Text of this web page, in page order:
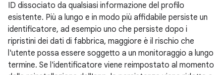
ID dissociato da qualsiasi informazione del profilo
esistente. Più a lungo e in modo più affidabile persiste un
identificatore, ad esempio uno che persiste dopo i
ripristini dei dati di fabbrica, maggiore è il rischio che
l'utente possa essere soggetto a un monitoraggio a lungo
termine. Se l'identificatore viene reimpostato al momento